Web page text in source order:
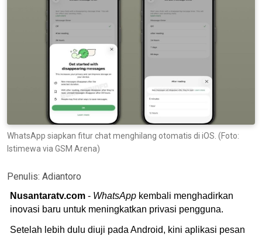
WhatsApp siapkan fitur chat menghilang otomatis di iOS. (Foto:
Istimewa via GSM Arena)
Penulis: Adiantoro
Nusantaratv.com - WhatsApp kembali menghadirkan
inovasi baru untuk meningkatkan privasi pengguna.
Setelah lebih dulu diuji pada Android, kini aplikasi pesan